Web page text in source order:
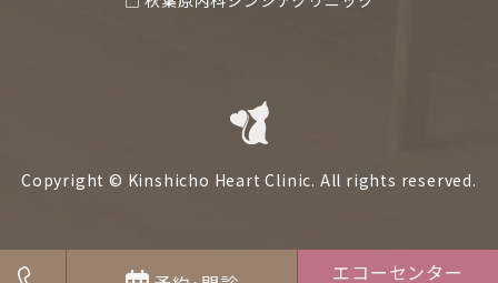
Copyright © Kinshicho Heart Clinic. All rights reserved.
エコーセンター